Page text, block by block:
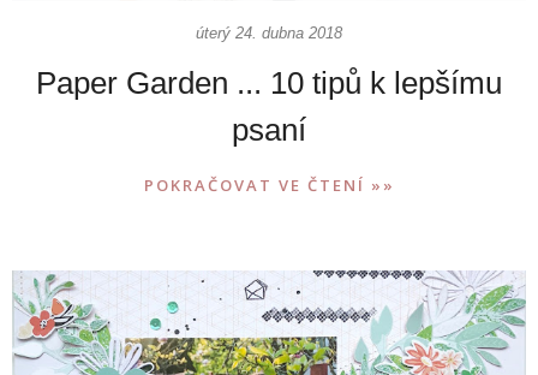
úterý 24. dubna 2018
Paper Garden ... 10 tipů k lepšímu
psaní
POKRAČOVAT VE ČTENÍ »»